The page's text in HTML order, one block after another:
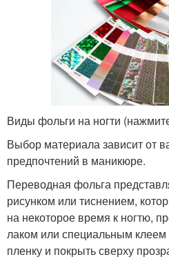
Виды фольги на ногти
Выбор материала зависит от
предпочтений в маникюре.
Переводная фольга
рисунком или тиснением,
на некоторое время к ногтю,
лаком или специальным клеем
пленку и покрыть сверху